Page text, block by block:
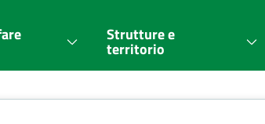
Strutture e
territorio